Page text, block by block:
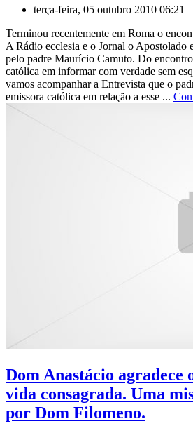
terça-feira, 05 outubro 2010 06:21
Terminou recentemente em Roma o
A Rádio ecclesia e o Jornal o Apostolado
pelo padre Maurício Camuto. Do
católica em informar com verdade sem
vamos acompanhar a Entrevista que o
emissora católica em relação a esse ...
Dom Anastácio agradece
vida consagrada. Uma
por Dom Filomeno.